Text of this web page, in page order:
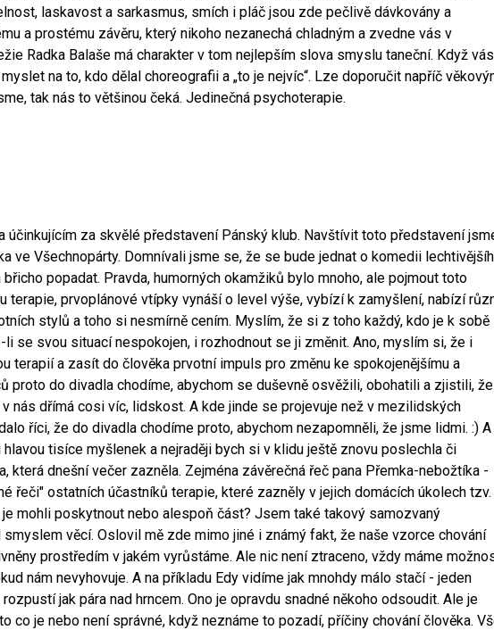
laskavost a sarkasmus, smích i pláč jsou zde pečlivě dávkovány a
a prostému závěru, který nikoho nezanechá chladným a zvedne vás v
Radka Balaše má charakter v tom nejlepším slova smyslu taneční. Když vás
na to, kdo dělal choreografii a „to je nejvíc“. Lze doporučit napříč
tak nás to většinou čeká. Jedinečná psychoterapie.
účinkujícím za skvělé představení Pánský klub. Navštívit toto představení
ve Všechnopárty. Domnívali jsme se, že se bude jednat o komedii
popadat. Pravda, humorných okamžiků bylo mnoho, ale pojmout toto
terapie, prvoplánové vtípky vynáší o level výše, vybízí k zamyšlení, nabízí
stylů a toho si nesmírně cením. Myslím, že si z toho každý, kdo je k sobě
li se svou situací nespokojen, i rozhodnout se ji změnit. Ano, myslím si, že i
terapií a zasít do člověka prvotní impuls pro změnu ke spokojenějšímu a
proto do divadla chodíme, abychom se duševně osvěžili, obohatili a zjistili,
nás dřímá cosi víc, lidskost. A kde jinde se projevuje než v mezilidských
říci, že do divadla chodíme proto, abychom nezapomněli, že jsme lidmi. :) A
tisíce myšlenek a nejraději bych si v klidu ještě znovu poslechla či
která dnešní večer zazněla. Zejména závěrečná řeč pana Přemka-nebožtíka -
řeči" ostatních účastníků terapie, které zazněly v jejich domácích úkolech tzv.
mohli poskytnout nebo alespoň část? Jsem také takový samozvaný
věcí. Oslovil mě zde mimo jiné i známý fakt, že naše vzorce chování
prostředím v jakém vyrůstáme. Ale nic není ztraceno, vždy máme
nám nevyhovuje. A na příkladu Edy vidíme jak mnohdy málo stačí - jeden
jak pára nad hrncem. Ono je opravdu snadné někoho odsoudit. Ale je
co je nebo není správné, když neznáme to pozadí, příčiny chování člověka.